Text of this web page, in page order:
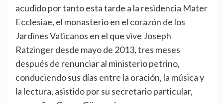
acudido por tanto esta tarde a la residencia Mater
Ecclesiae, el monasterio en el corazón de los
Jardines Vaticanos en el que vive Joseph
Ratzinger desde mayo de 2013, tres meses
después de renunciar al ministerio petrino,
conduciendo sus días entre la oración, la música y
la lectura, asistido por su secretario particular,